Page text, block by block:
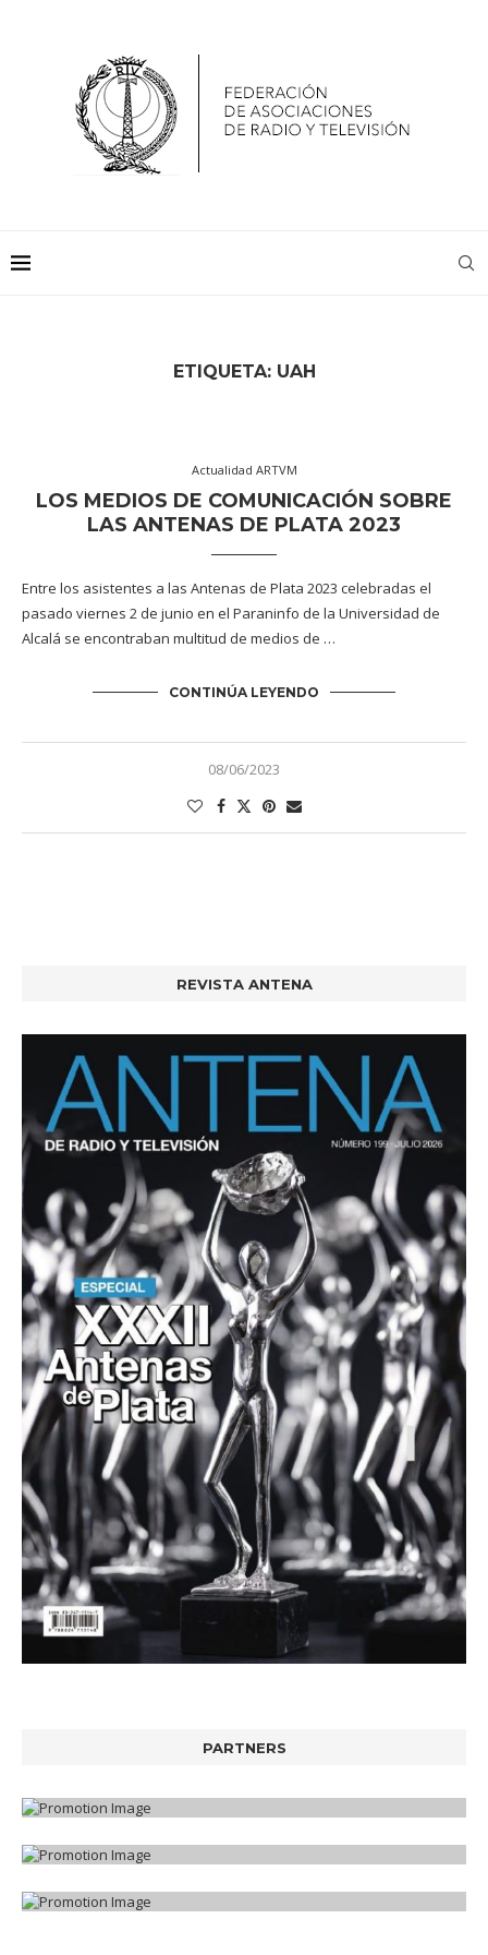
ETIQUETA: UAH
Actualidad ARTVM
LOS MEDIOS DE COMUNICACIÓN SOBRE
LAS ANTENAS DE PLATA 2023
Entre los asistentes a las Antenas de Plata 2023 celebradas el
pasado viernes 2 de junio en el Paraninfo de la Universidad de
Alcalá se encontraban multitud de medios de …
CONTINÚA LEYENDO
08/06/2023
REVISTA ANTENA
PARTNERS